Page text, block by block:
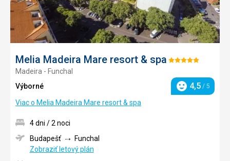
Melia Madeira Mare resort & spa Hodnotenie:
Madeira - Funchal
Výborné
Hodnotenie
4,5 / 5
Viac o Melia Madeira Mare resort & spa
4 dni / 2 noci
Budapešť
Funchal
Zobraziť letový plán